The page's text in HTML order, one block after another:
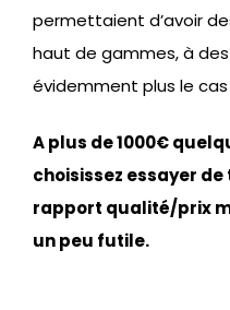
permettaient d’avoir
haut de gammes, à des
évidemment plus le cas
A plus de 1000€
choisissez essayer
rapport qualité/prix
un peu futile.